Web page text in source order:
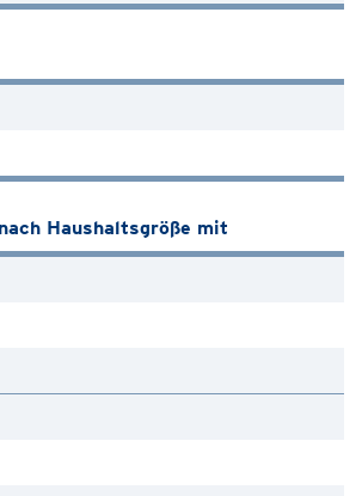
Haushaltsgröße mit